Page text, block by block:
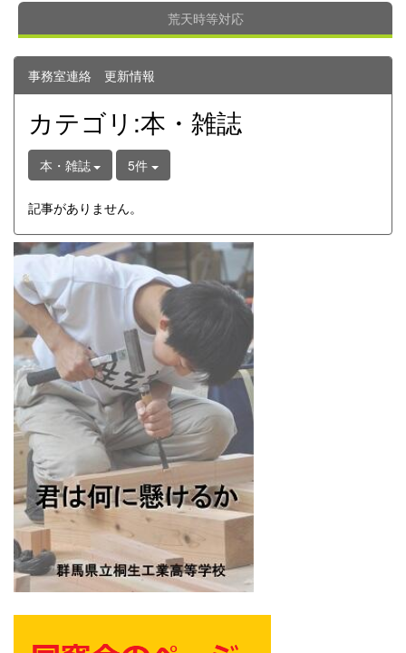
荒天時等対応
事務室連絡 更新情報
カテゴリ:本・雑誌
本・雑誌 5件
記事がありません。